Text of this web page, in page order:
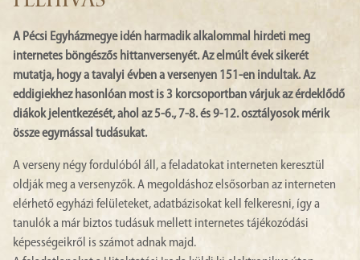
A Pécsi Egyházmegye idén harmadik alkalommal hirdeti meg
internetes böngészős hittanversenyét. Az elmúlt évek sikerét
mutatja, hogy a tavalyi évben a versenyen 151-en indultak. Az
eddigiekhez hasonlóan most is 3 korcsoportban várjuk az érdeklődő
diákok jelentkezését, ahol az 5-6., 7-8. és 9-12. osztályosok mérik
össze egymással tudásukat.
A verseny négy fordulóból áll, a feladatokat interneten keresztül
oldják meg a versenyzők. A megoldáshoz elsősorban az interneten
elérhető egyházi felületeket, adatbázisokat kell felkeresni, így a
tanulók a már biztos tudásuk mellett internetes tájékozódási
képességeikről is számot adnak majd.